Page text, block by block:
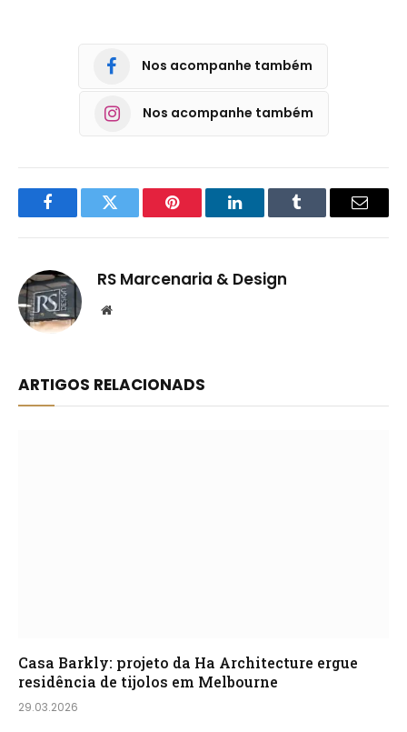
Nos acompanhe também
Nos acompanhe também
FacebookTwitter Pinterest LinkedInTumblr Email
RS Marcenaria & Design
Website
ARTIGOS RELACIONADS
Casa Barkly: projeto da Ha Architecture ergue
residência de tijolos em Melbourne
29.03.2026